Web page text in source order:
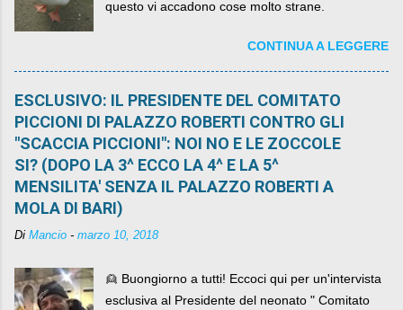
questo vi accadono cose molto strane.
CONTINUA A LEGGERE
ESCLUSIVO: IL PRESIDENTE DEL COMITATO
PICCIONI DI PALAZZO ROBERTI CONTRO GLI
"SCACCIA PICCIONI": NOI NO E LE ZOCCOLE
SI? (DOPO LA 3^ ECCO LA 4^ E LA 5^
MENSILITA' SENZA IL PALAZZO ROBERTI A
MOLA DI BARI)
Di Mancio - marzo 10, 2018
👱 Buongiorno a tutti! Eccoci qui per un'intervista
esclusiva al Presidente del neonato " Comitato